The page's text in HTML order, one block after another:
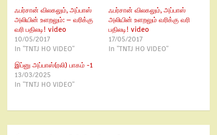
ஃபர்சான் விலகலும், அப்பாஸ்
அலியின் உளறலும்: – வரிக்கு
வரி பதிலடி! video
10/05/2017
In "TNTJ HO VIDEO"
ஃபர்சான் விலகலும், அப்பாஸ்
அலியின் உளறலும் வரிக்கு வரி
பதிலடி! video
17/05/2017
In "TNTJ HO VIDEO"
இப்னு அப்பாஸ்(ரலி) பாகம் -1
13/03/2025
In "TNTJ HO VIDEO"